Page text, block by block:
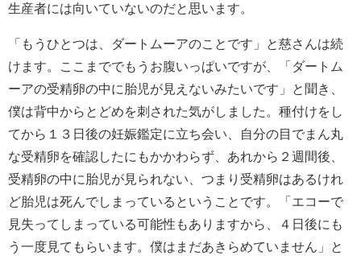
生産者には向いていないのだと思います。
「もうひとつは、ダートムーアのことです」と慈さんは続
けます。ここまででもうお腹いっぱいですが、「ダートム
ーアの受精卵の中に胎児が見えないみたいです」と聞き、
僕は背中からとどめを刺された気がしました。種付けをし
てから１３日後の妊娠鑑定に立ち会い、自分の目でまん丸
な受精卵を確認したにもかかわらず、あれから２週間後、
受精卵の中に胎児が見られない、つまり受精卵はあるけれ
ど胎児は死んでしまっているということです。「エコーで
見失ってしまっている可能性もありますから、４日後にも
う一度見てもらいます。僕はまだあきらめていません」と